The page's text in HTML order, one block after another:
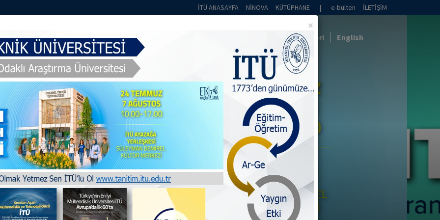
İTÜ ANASAYFA NİNOVA KÜTÜPHANE | e-bülten İLETİŞİM
Öğrenciler Eğitim Personel Haberler Galeri English
×